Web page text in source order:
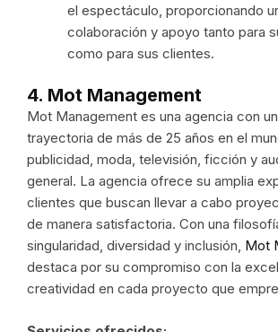
el espectáculo, proporcionando
colaboración y apoyo tanto para
como para sus clientes.
4. Mot Management
Mot Management es una agencia con
trayectoria de más de 25 años en el
publicidad, moda, televisión, ficción y
general. La agencia ofrece su amplia
clientes que buscan llevar a cabo
de manera satisfactoria. Con una
singularidad, diversidad y inclusión, Mot
destaca por su compromiso con la
creatividad en cada proyecto que